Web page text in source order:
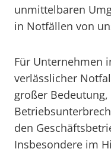
unmittelbaren
in Notfällen von
Für Unternehmen
verlässlicher
großer Bedeutung,
den
Insbesondere im